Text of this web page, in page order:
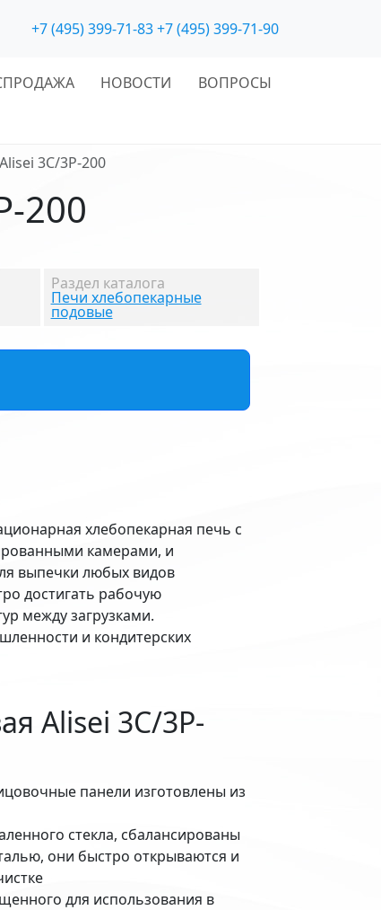
+7 (495) 399-71-83+7 (495) 399-71-90
НОВОСТИ
ВОПРОСЫ
3С/3P-200
200
Раздел каталога
Печи хлебопекарные
подовые
хлебопекарная печь c
камерами, и
выпечки любых видов
достигать рабочую
между загрузками.
и кондитерских
Alisei 3С/3P-
панели изготовлены из
стекла, сбалансированы
они быстро открываются и
для использования в